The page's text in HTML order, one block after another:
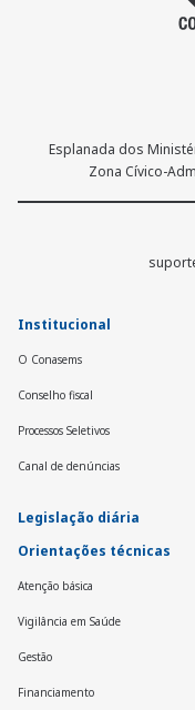
Esplanada dos
Zona Cívico-
Institucional
O Conasems
Conselho fiscal
Processos Seletivos
Canal de denúncias
Legislação diária
Orientações técnicas
Atenção básica
Vigilância em Saúde
Gestão
Financiamento